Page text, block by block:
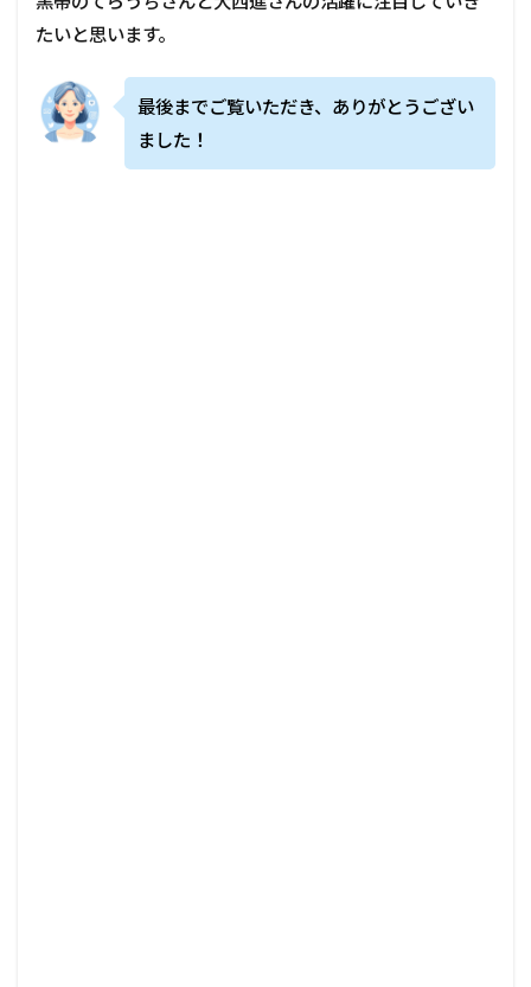
たいと思います。
最後までご覧いただき、ありがとうござい
ました！